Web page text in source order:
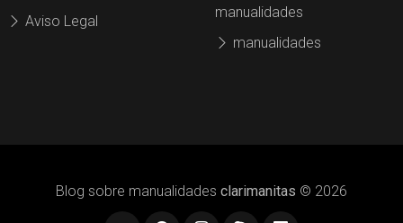
Aviso Legal
manualidades
manualidades
Blog sobre manualidades clarimanitas © 2026